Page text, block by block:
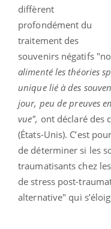
diffèrent
profondément du
traitement des
souvenirs négatifs
alimenté les théories
unique lié à des
jour, peu de preuves
vue", ont déclaré des
(États-Unis). C’est
de déterminer si les
traumatisants chez
de stress post-
alternative" qui